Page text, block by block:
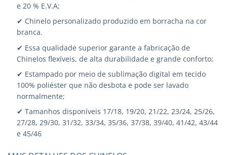
e 20 % E.V.A;
✔ Chinelo personalizado produzido em borracha na cor
branca.
✔ Essa qualidade superior garante a fabricação de
Chinelos flexíveis, de alta durabilidade e grande conforto;
✔ Estampado por meio de sublimação digital em tecido
100% poliéster que não desbota e pode ser lavado
normalmente;
✔ Tamanhos disponíveis 17/18, 19/20, 21/22, 23/24, 25/26,
27/28, 29/30, 31/32, 33/34, 35/36, 37/38, 39/40, 41/42, 43/44
e 45/46